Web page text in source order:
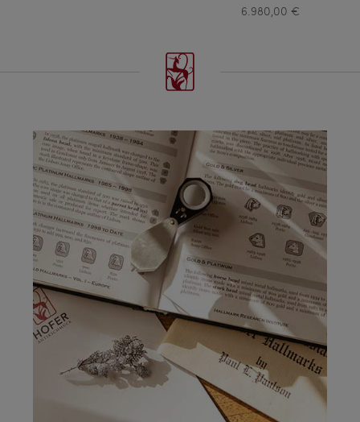
6.980,00 €